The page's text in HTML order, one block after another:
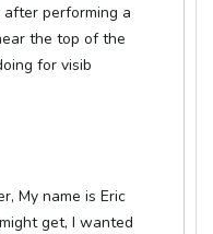
performing a
the top of the
for visib
My name is Eric
get, I wanted